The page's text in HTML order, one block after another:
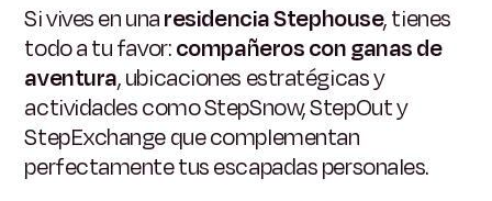
Si vives en unaresidencia Stephouse, tienes
todo a tu favor:compañeros con ganas de
aventura, ubicaciones estratégicas y
actividades como StepSnow, StepOut y
StepExchange que complementan
perfectamente tus escapadas personales.